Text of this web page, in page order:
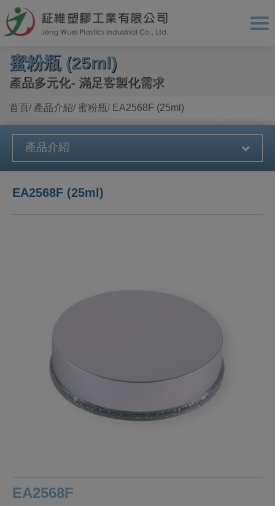
蜜粉瓶 (25ml)
產品多元化- 滿足客製化需求
首頁 產品介紹 蜜粉瓶 EA2568F (25ml)
產品介紹
EA2568F (25ml)
EA2568F
Cookie管理面板